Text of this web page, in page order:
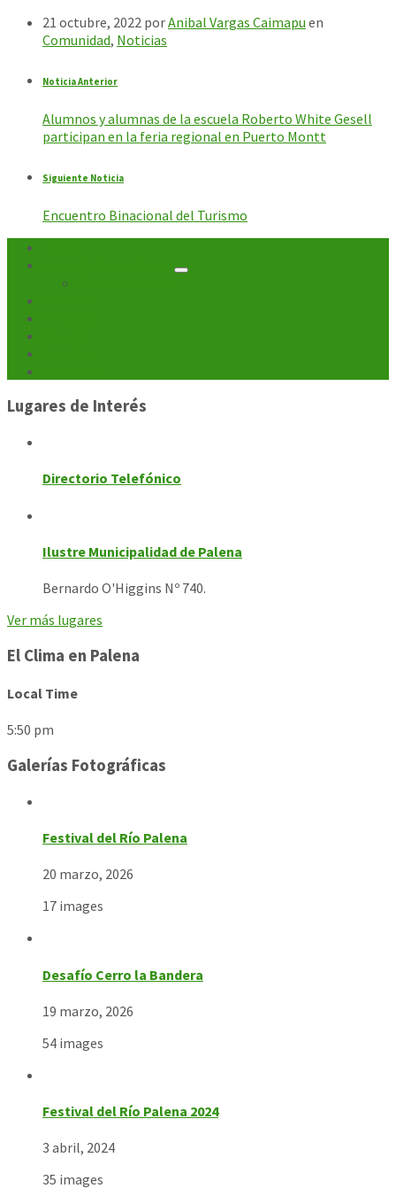
21 octubre, 2022 porAnibal Vargas Caimapu en
Comunidad, Noticias
Noticia Anterior
Alumnos y alumnas de la escuela Roberto White Gesell
participan en la feria regional en Puerto Montt
Siguiente Noticia
Encuentro Binacional del Turismo
Lugares de Interés
Directorio Telefónico
Ilustre Municipalidad de Palena
Bernardo O'Higgins Nº 740.
Ver más lugares
El Clima en Palena
Local Time
5:50 pm
Galerías Fotográficas
Festival del Río Palena
20 marzo, 2026
17 images
Desafío Cerro la Bandera
19 marzo, 2026
54 images
Festival del Río Palena 2024
3 abril, 2024
35 images